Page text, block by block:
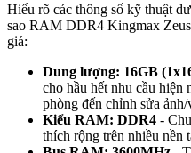
Hiểu rõ các thông số kỹ thuật
sao RAM DDR4 Kingmax
giá:
Dung lượng: 16GB
cho hầu hết nhu cầu hiện
phòng đến chỉnh sửa ảnh/
Kiểu RAM: DDR4 -
thích rộng trên nhiều nền